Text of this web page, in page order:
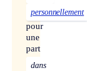
personnellement
pour
une
part
dans